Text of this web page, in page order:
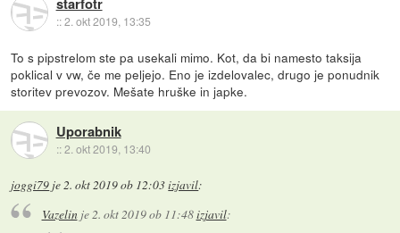
::2. okt 2019, 13:35
To s pipstrelom ste pa usekali mimo. Kot, da bi namesto taksija
poklical v vw, če me peljejo. Eno je izdelovalec, drugo je ponudnik
storitev prevozov. Mešate hruške in japke.
Uporabnik
::2. okt 2019, 13:40
joggi79 je2. okt 2019 ob 12:03izjavil:
Vazelinje2. okt 2019 ob 11:48izjavil: